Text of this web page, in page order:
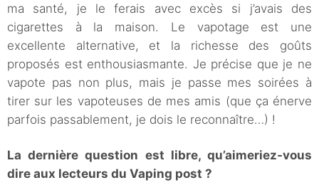
ma santé, je le ferais avec excès si j’avais des
cigarettes à la maison. Le vapotage est une
excellente alternative, et la richesse des goûts
proposés est enthousiasmante. Je précise que je ne
vapote pas non plus, mais je passe mes soirées à
tirer sur les vapoteuses de mes amis (que ça énerve
parfois passablement, je dois le reconnaître…) !
La dernière question est libre, qu’aimeriez-vous
dire aux lecteurs du Vaping post ?